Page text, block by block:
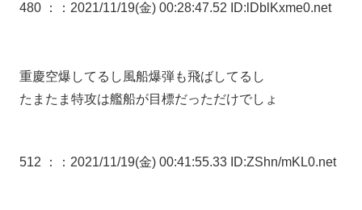
480 ： ：2021/11/19(金) 00:28:47.52 ID:lDblKxme0.net
重慶空爆してるし風船爆弾も飛ばしてるし
たまたま特攻は艦船が目標だっただけでしょ
512 ： ：2021/11/19(金) 00:41:55.33 ID:ZShn/mKL0.net